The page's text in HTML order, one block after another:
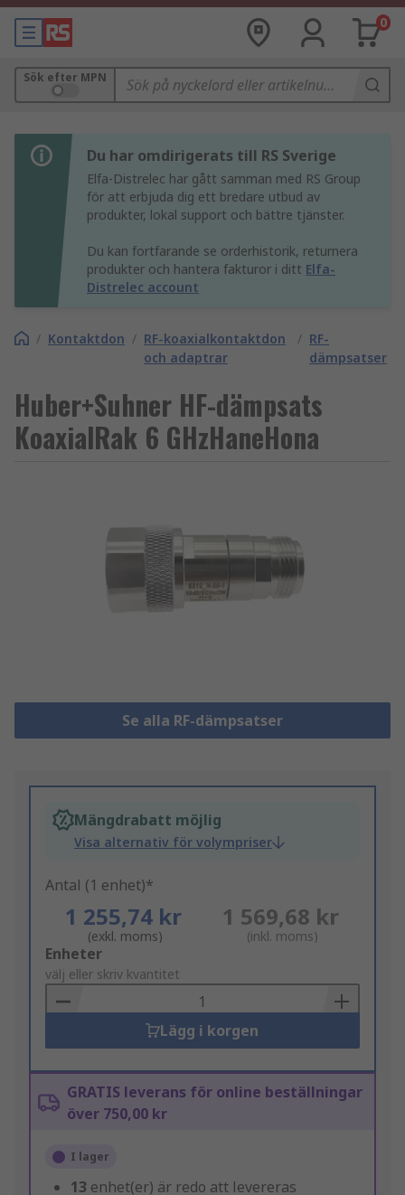
0
Sök efter MPN
Du har omdirigerats till RS Sverige
Elfa-Distrelec har gått samman med RS Group
för att erbjuda dig ett bredare utbud av
produkter, lokal support och bättre tjänster.
Du kan fortfarande se orderhistorik, returnera
produkter och hantera fakturor i ditt Elfa-
Distrelec account
/ Kontaktdon / RF-koaxialkontaktdon
och adaptrar
/ RF-
dämpsatser
Huber+Suhner HF-dämpsats
KoaxialRak 6 GHzHaneHona
Se alla RF-dämpsatser
Mängdrabatt möjlig
Visa alternativ för volympriser
Antal (1 enhet)*
1 255,74 kr
(exkl. moms)
1 569,68 kr
(inkl. moms)
Add
to
Basket
Enheter
välj eller skriv kvantitet
Lägg i korgen
GRATIS leverans för online beställningar
över 750,00 kr
I lager
13 enhet(er) är redo att levereras